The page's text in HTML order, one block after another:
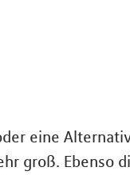
eine
groß. Ebenso